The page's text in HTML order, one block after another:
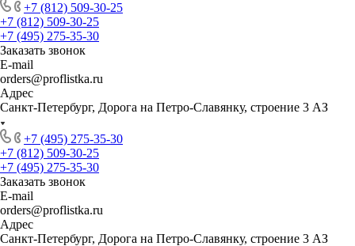
+7 (812) 509-30-25
+7 (812) 509-30-25
+7 (495) 275-35-30
Заказать звонок
E-mail
orders@proflistka.ru
Адрес
Санкт-Петербург, Дорога на Петро-Славянку, строение 3 АЗ
+7 (495) 275-35-30
+7 (812) 509-30-25
+7 (495) 275-35-30
Заказать звонок
E-mail
orders@proflistka.ru
Адрес
Санкт-Петербург, Дорога на Петро-Славянку, строение 3 АЗ